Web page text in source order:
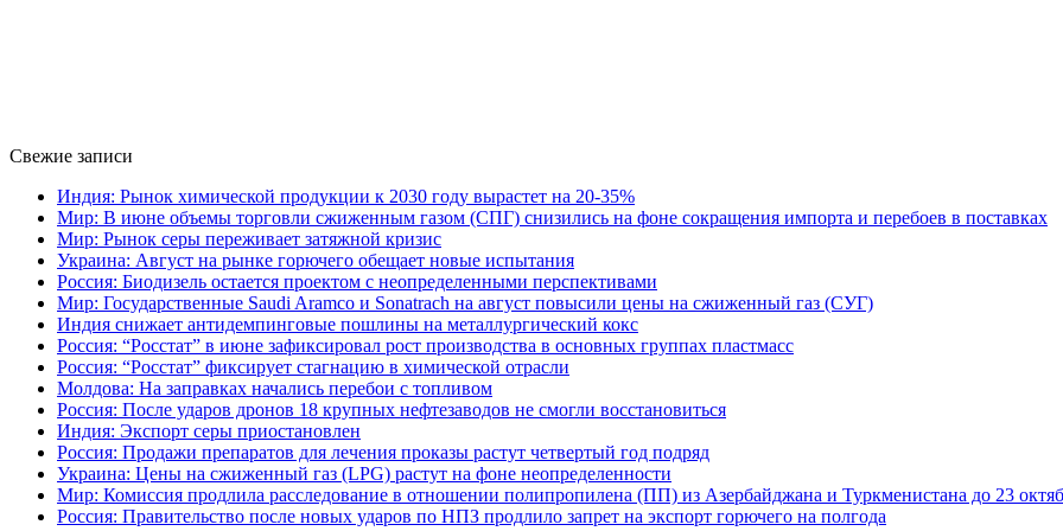
Свежие записи
Индия: Рынок химической продукции к 2030 году вырастет на 20-35%
Мир: В июне объемы торговли сжиженным газом (СПГ) снизились на фоне сокращения импорта и перебоев в поставках
Мир: Рынок серы переживает затяжной кризис
Украина: Август на рынке горючего обещает новые испытания
Россия: Биодизель остается проектом с неопределенными перспективами
Мир: Государственные Saudi Aramco и Sonatrach на август повысили цены на сжиженный газ (СУГ)
Индия снижает антидемпинговые пошлины на металлургический кокс
Россия: “Росстат” в июне зафиксировал рост производства в основных группах пластмасс
Россия: “Росстат” фиксирует стагнацию в химической отрасли
Молдова: На заправках начались перебои с топливом
Россия: После ударов дронов 18 крупных нефтезаводов не смогли восстановиться
Индия: Экспорт серы приостановлен
Россия: Продажи препаратов для лечения проказы растут четвертый год подряд
Украина: Цены на сжиженный газ (LPG) растут на фоне неопределенности
Мир: Комиссия продлила расследование в отношении полипропилена (ПП) из Азербайджана и Туркменистана до 23
Россия: Правительство после новых ударов по НПЗ продлило запрет на экспорт горючего на полгода